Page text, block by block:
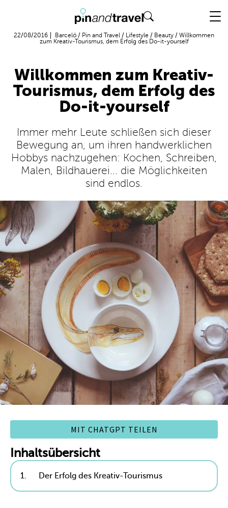
22/08/2016 Barceló / Pin and Travel / Lifestyle / Beauty / Willkommen
zum Kreativ-Tourismus, dem Erfolg des Do-it-yourself
Willkommen zum Kreativ-
Tourismus, dem Erfolg des
Do-it-yourself
Immer mehr Leute schließen sich dieser
Bewegung an, um ihren handwerklichen
Hobbys nachzugehen: Kochen, Schreiben,
Malen, Bildhauerei... die Möglichkeiten
sind endlos.
MIT CHATGPT TEILEN
Inhaltsübersicht
1. Der Erfolg des Kreativ-Tourismus